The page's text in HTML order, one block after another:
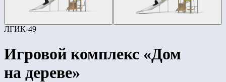
ЛГИК-49
Игровой комплекс «Дом
на дереве»